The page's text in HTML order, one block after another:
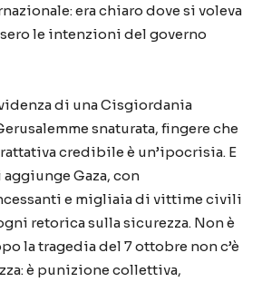
era chiaro dove si voleva
le intenzioni del governo
di una Cisgiordania
snaturata, fingere che
credibile è un’ipocrisia. E
Gaza, con
e migliaia di vittime civili
retorica sulla sicurezza. Non è
la tragedia del 7 ottobre non c’è
è punizione collettiva,